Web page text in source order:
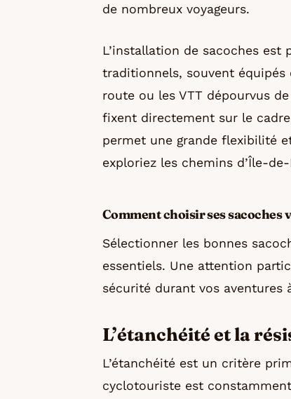
de nombreux voyageurs.
L’installation de sacoches est
traditionnels, souvent équipés
route ou les VTT dépourvus
fixent directement sur le
permet une grande flexibilité
exploriez les chemins d’Île-
Comment choisir ses sacoches
Sélectionner les bonnes
essentiels. Une attention
sécurité durant vos aventures
L’étanchéité et la
L’étanchéité est un critère
cyclotouriste est